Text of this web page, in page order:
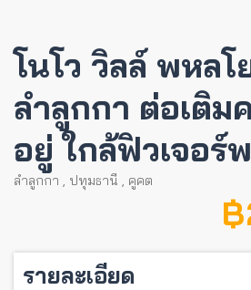
โนโว วิลล์ พหลโ
ลำลูกกา ต่อเติม
อยู่ ใกล้ฟิวเจอร์
ลำลูกกา , ปทุมธานี , คูคต
฿
รายละเอียด